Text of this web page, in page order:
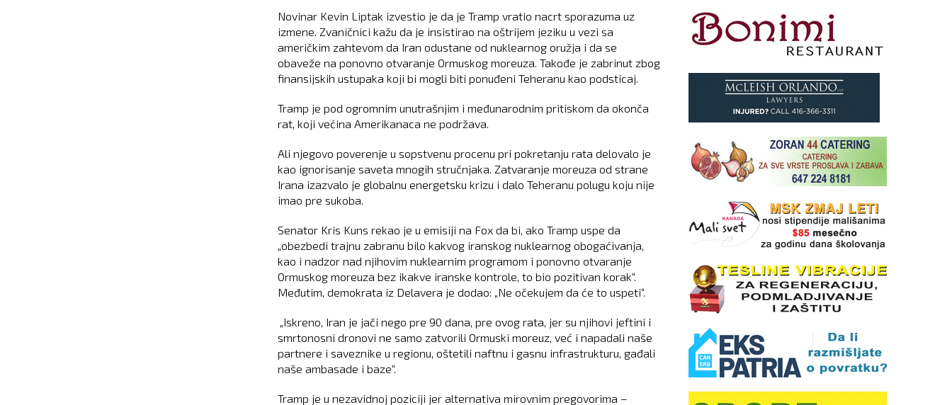
Novinar Kevin Liptak izvestio je da je Tramp vratio nacrt sporazuma uz
izmene. Zvaničnici kažu da je insistirao na oštrijem jeziku u vezi sa
američkim zahtevom da Iran odustane od nuklearnog oružja i da se
obaveže na ponovno otvaranje Ormuskog moreuza. Takođe je zabrinut zbog
finansijskih ustupaka koji bi mogli biti ponuđeni Teheranu kao podsticaj.
Tramp je pod ogromnim unutrašnjim i međunarodnim pritiskom da okonča
rat, koji većina Amerikanaca ne podržava.
Ali njegovo poverenje u sopstvenu procenu pri pokretanju rata delovalo je
kao ignorisanje saveta mnogih stručnjaka. Zatvaranje moreuza od strane
Irana izazvalo je globalnu energetsku krizu i dalo Teheranu polugu koju nije
imao pre sukoba.
Senator Kris Kuns rekao je u emisiji na Fox da bi, ako Tramp uspe da
„obezbedi trajnu zabranu bilo kakvog iranskog nuklearnog obogaćivanja,
kao i nadzor nad njihovim nuklearnim programom i ponovno otvaranje
Ormuskog moreuza bez ikakve iranske kontrole, to bio pozitivan korak“.
Međutim, demokrata iz Delavera je dodao: „Ne očekujem da će to uspeti“.
„Iskreno, Iran je jači nego pre 90 dana, pre ovog rata, jer su njihovi jeftini i
smrtonosni dronovi ne samo zatvorili Ormuski moreuz, već i napadali naše
partnere i saveznike u regionu, oštetili naftnu i gasnu infrastrukturu, gađali
naše ambasade i baze“.
Tramp je u nezavidnoj poziciji jer alternativa mirovnim pregovorima –